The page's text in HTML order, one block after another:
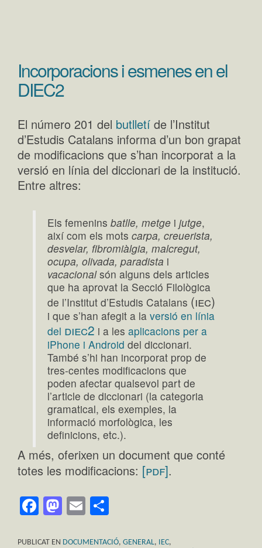
Incorporacions i esmenes en el
DIEC2
El número 201 del butlletí de l’Institut
d’Estudis Catalans informa d’un bon grapat
de modificacions que s’han incorporat a la
versió en línia del diccionari de la institució.
Entre altres:
Els femeninsbatlle, metge ijutge,
així com els motscarpa, creuerista,
desvelar, fibromiàlgia, malcregut,
ocupa, olivada, paradista i
vacacionalsón alguns dels articles
que ha aprovat la Secció Filològica
de l’Institut d’Estudis Catalans (iec)
i que s’han afegit a laversió en línia
del diec2 i a lesaplicacions per a
iPhone i Android del diccionari.
També s’hi han incorporat prop de
tres-centes modificacions que
poden afectar qualsevol part de
l’article de diccionari (la categoria
gramatical, els exemples, la
informació morfològica, les
definicions, etc.).
A més, oferixen un document que conté
totes les modificacions: [pdf].
Facebook
Mastodon
Email
PUBLICAT EN DOCUMENTACIÓ, GENERAL, IEC,